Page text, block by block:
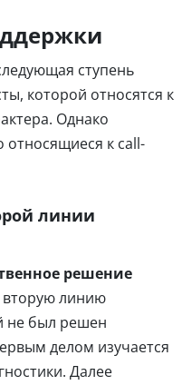
ступень
которой относятся к
Однако
относящиеся к call-
линии
решение
линию
не был решен
делом изучается
Далее